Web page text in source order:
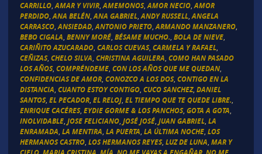
CARRILLO, AMAR Y VIVIR, AMEMONOS, AMOR NECIO, AMOR
PERDIDO, ANA BELÉN, ANA GABRIEL, ANDY RUSSELL, ANGELA
CARRASCO, ANSIEDAD, ANTONIO PRIETO, ARMANDO MANZANERO,
BEBO CIGALA BENNY MORÉ, BÉSAME MUCHO. BOLA DE NIEVE,
CARIÑITO AZUCARADO, CARLOS CUEVAS, CARMELA Y RAFAEL,
CEÑIZAS, CHELO SILVA CHRISTINA AGUILERA COMO HAN PASADO
LOS AÑOS, COMPRÉNDEME, CON LOS AÑOS QUE ME QUEDAN,
CONFIDENCIAS DE AMOR, CONOZCO A LOS DOS, CONTIGO EN LA
DISTANCIA CUANTO ESTOY CONTIGO, CUCO SANCHEZ, DANIEL
SANTOS, EL PECADOR, EL RELOJ, EL TIEMPO QUE TE QUEDE LIBRE.
ENRIQUE CACÉRES, EYDIE GORME & LOS PANCHOS, GOTA A GOTA
INOLVIDABLE, JOSE FELICIANO, JOSÉ JOSÉ, JUAN GABRIEL, LA
ENRAMADA LA MENTIRA LA PUERTA LA ÚLTIMA NOCHE, LOS
HERMANOS CASTRO, LOS HERMANOS REYES, LUZ DE LUNA MAR Y
, ,